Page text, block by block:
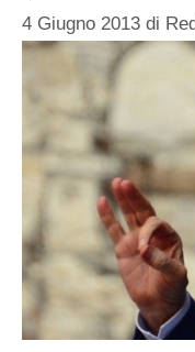
4 Giugno 2013 di